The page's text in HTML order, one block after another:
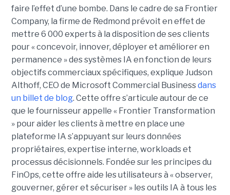
faire l’effet d’une bombe. Dans le cadre de sa Frontier
Company, la firme de Redmond prévoit en effet de
mettre 6 000 experts à la disposition de ses clients
pour « concevoir, innover, déployer et améliorer en
permanence » des systèmes IA en fonction de leurs
objectifs commerciaux spécifiques, explique Judson
Althoff, CEO de Microsoft Commercial Businessdans
un billet de blog. Cette offre s’articule autour de ce
que le fournisseur appelle « Frontier Transformation
» pour aider les clients à mettre en place une
plateforme IA s’appuyant sur leurs données
propriétaires, expertise interne, workloads et
processus décisionnels. Fondée sur les principes du
FinOps, cette offre aide les utilisateurs à « observer,
gouverner, gérer et sécuriser » les outils IA à tous les